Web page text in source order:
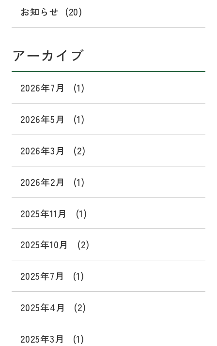
お知らせ (20)
アーカイブ
2026年7月 (1)
2026年5月 (1)
2026年3月 (2)
2026年2月 (1)
2025年11月 (1)
2025年10月 (2)
2025年7月 (1)
2025年4月 (2)
2025年3月 (1)